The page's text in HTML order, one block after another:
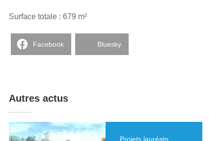
Surface totale : 679 m²
Facebook Bluesky
Autres actus
Projets lauréats